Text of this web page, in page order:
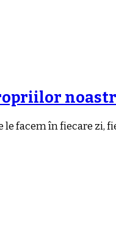
facem în fiecare zi,